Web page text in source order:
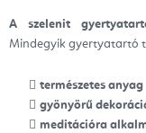
A szelenit
Mindegyik gyertyatartó
természetes anyag
gyönyörű
meditációra